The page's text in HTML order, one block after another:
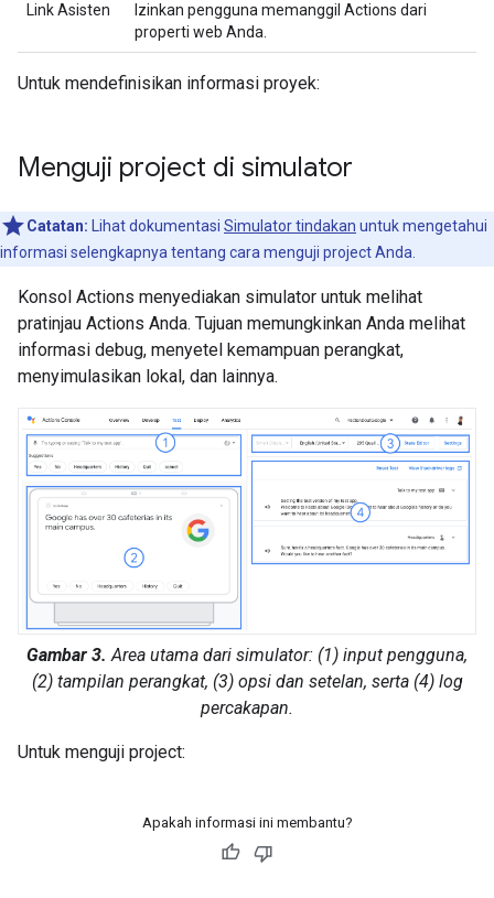
Link Asisten
Izinkan pengguna memanggil Actions dari
properti web Anda.
Untuk mendefinisikan informasi proyek:
Menguji project di simulator
Catatan: Lihat dokumentasi Simulator tindakan untuk mengetahui
informasi selengkapnya tentang cara menguji project Anda.
Konsol Actions menyediakan simulator untuk melihat
pratinjau Actions Anda. Tujuan memungkinkan Anda melihat
informasi debug, menyetel kemampuan perangkat,
menyimulasikan lokal, dan lainnya.
Gambar 3. Area utama dari simulator: (1) input pengguna,
(2) tampilan perangkat, (3) opsi dan setelan, serta (4) log
percakapan.
Untuk menguji project:
Apakah informasi ini membantu?